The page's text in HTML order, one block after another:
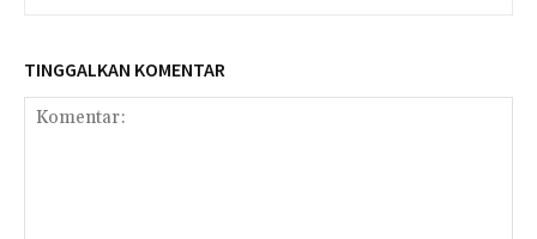
TINGGALKAN KOMENTAR